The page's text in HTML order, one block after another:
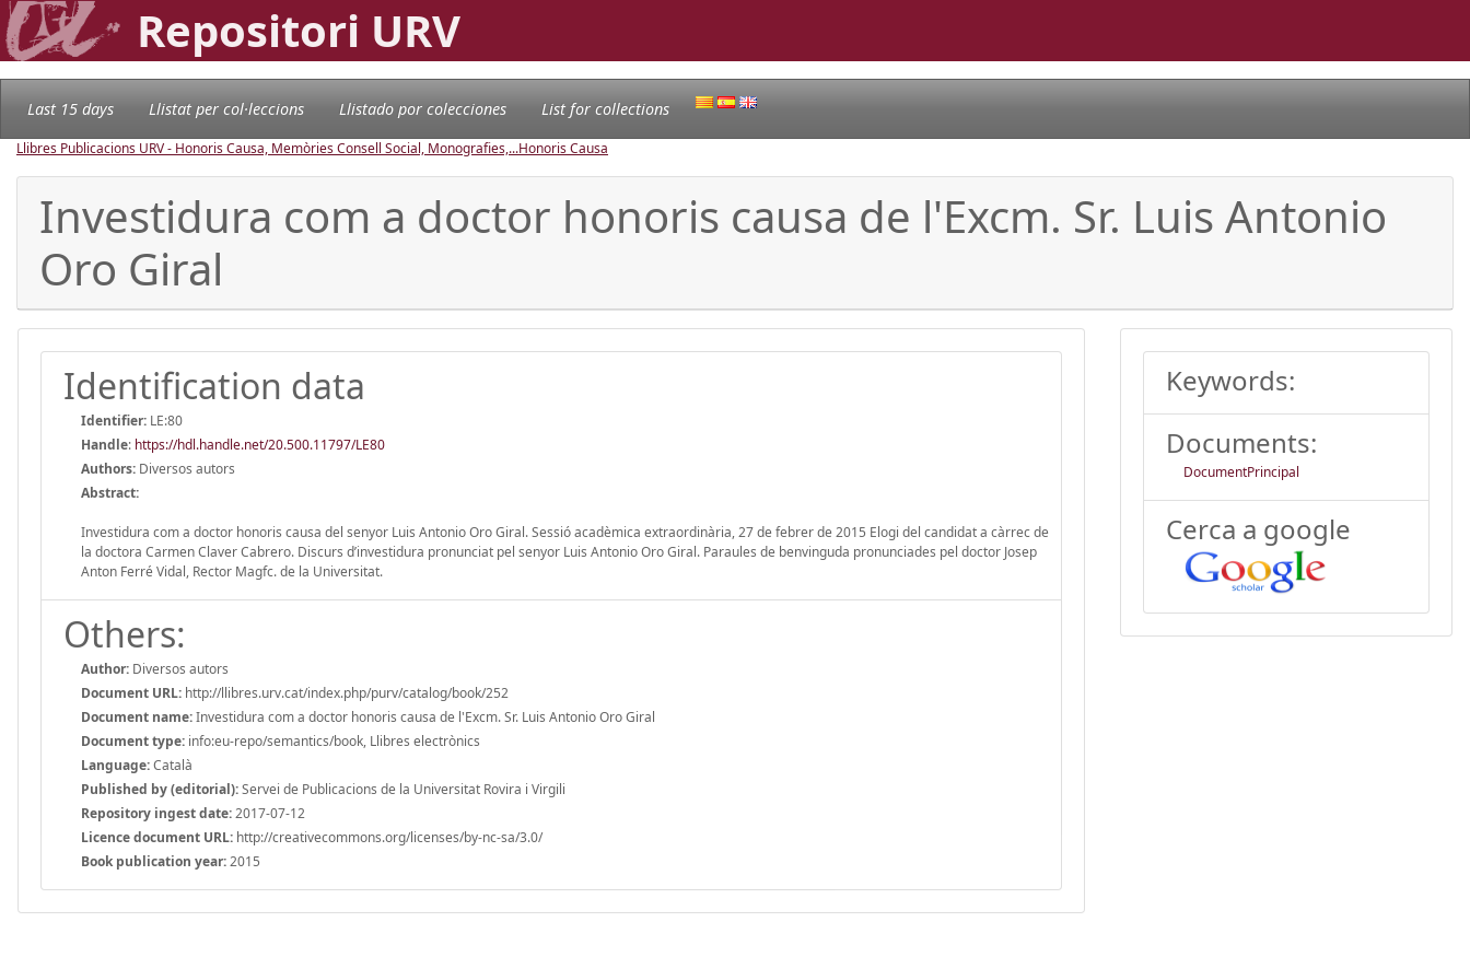
Repositori URV
Last 15 days Llistat per col·leccions Llistado por colecciones List for collections
Llibres Publicacions URV - Honoris Causa, Memòries Consell Social, Monografies,...Honoris Causa
Investidura com a doctor honoris causa de l'Excm. Sr. Luis Antonio
Oro Giral
Identification data
Identifier: LE:80
Handle: https://hdl.handle.net/20.500.11797/LE80
Authors: Diversos autors
Abstract:
Investidura com a doctor honoris causa del senyor Luis Antonio Oro Giral. Sessió acadèmica extraordinària, 27 de febrer de 2015 Elogi del candidat a càrrec de
la doctora Carmen Claver Cabrero. Discurs d’investidura pronunciat pel senyor Luis Antonio Oro Giral. Paraules de benvinguda pronunciades pel doctor Josep
Anton Ferré Vidal, Rector Magfc. de la Universitat.
Others:
Author: Diversos autors
Document URL: http://llibres.urv.cat/index.php/purv/catalog/book/252
Document name:Investidura com a doctor honoris causa de l'Excm. Sr. Luis Antonio Oro Giral
Document type: info:eu-repo/semantics/book, Llibres electrònics
Language:Català
Published by (editorial):Servei de Publicacions de la Universitat Rovira i Virgili
Repository ingest date:2017-07-12
Licence document URL: http://creativecommons.org/licenses/by-nc-sa/3.0/
Book publication year:2015
Keywords:
Documents:
DocumentPrincipal
Cerca a google